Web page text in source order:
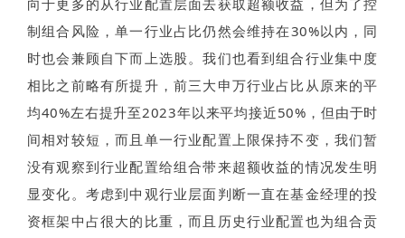
向于更多的从行业配置层面去获取超额收益，但为了控
制组合风险，单一行业占比仍然会维持在30%以内，同
时也会兼顾自下而上选股。我们也看到组合行业集中度
相比之前略有所提升，前三大申万行业占比从原来的平
均40%左右提升至2023年以来平均接近50%，但由于时
间相对较短，而且单一行业配置上限保持不变，我们暂
没有观察到行业配置给组合带来超额收益的情况发生明
显变化。考虑到中观行业层面判断一直在基金经理的投
资框架中占很大的比重，而且历史行业配置也为组合贡